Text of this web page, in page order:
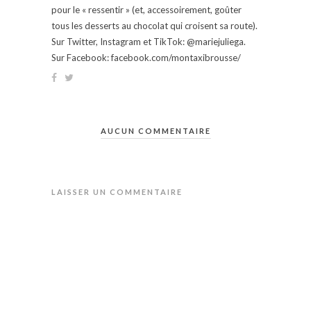
pour le « ressentir » (et, accessoirement, goûter
tous les desserts au chocolat qui croisent sa route).
Sur Twitter, Instagram et TikTok: @mariejuliega.
Sur Facebook: facebook.com/montaxibrousse/
AUCUN COMMENTAIRE
LAISSER UN COMMENTAIRE